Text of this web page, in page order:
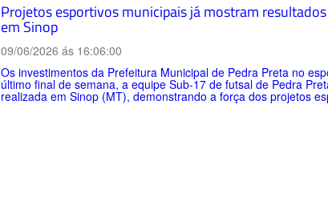
Projetos esportivos municipais já mostram
em Sinop
09/06/2026 ás 16:06:00
Os investimentos da Prefeitura Municipal de Pedra Preta no
último final de semana, a equipe Sub-17 de futsal de Pedra
realizada em Sinop (MT), demonstrando a força dos projetos